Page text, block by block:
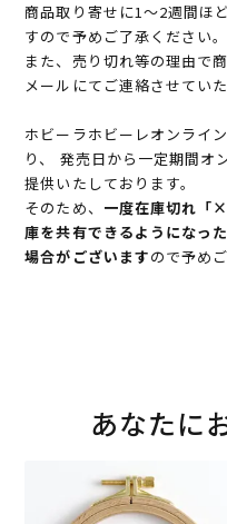
商品取り寄せに1～2週間ほ
すので予めご了承ください。
また、売り切れ等の理由で
メールにてご連絡させていた
ホビーラホビーレオンライ
り、 発売日から一定期間オ
提供いたしております。
そのため、 一度在庫切れ「
庫を共有できるようになっ
場合がございますので予め
あなたに